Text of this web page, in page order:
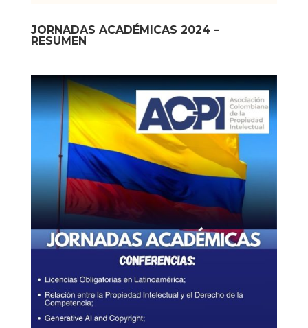
JORNADAS ACADÉMICAS 2024 –
RESUMEN